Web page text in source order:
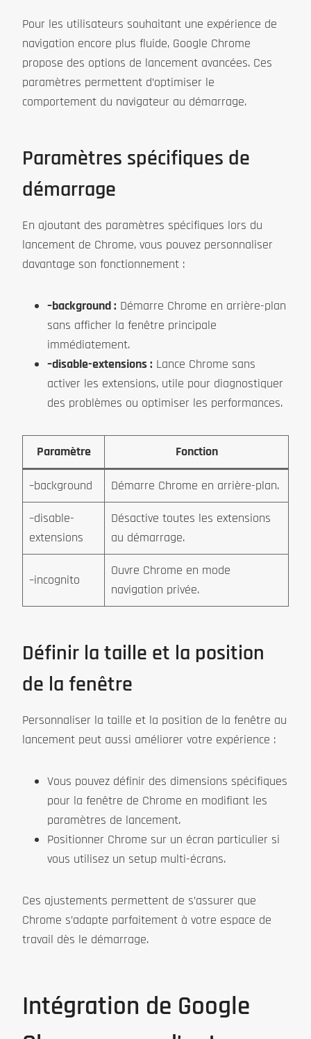
Pour les utilisateurs souhaitant une expérience de
navigation encore plus fluide, Google Chrome
propose des options de lancement avancées. Ces
paramètres permettent d’optimiser le
comportement du navigateur au démarrage.
Paramètres spécifiques de
démarrage
En ajoutant des paramètres spécifiques lors du
lancement de Chrome, vous pouvez personnaliser
davantage son fonctionnement :
–background : Démarre Chrome en arrière-plan
sans afficher la fenêtre principale
immédiatement.
–disable-extensions : Lance Chrome sans
activer les extensions, utile pour diagnostiquer
des problèmes ou optimiser les performances.
Paramètre Fonction
–background Démarre Chrome en arrière-plan.
–disable-
extensions
Désactive toutes les extensions
au démarrage.
–incognito
Ouvre Chrome en mode
navigation privée.
Définir la taille et la position
de la fenêtre
Personnaliser la taille et la position de la fenêtre au
lancement peut aussi améliorer votre expérience :
Vous pouvez définir des dimensions spécifiques
pour la fenêtre de Chrome en modifiant les
paramètres de lancement.
Positionner Chrome sur un écran particulier si
vous utilisez un setup multi-écrans.
Ces ajustements permettent de s’assurer que
Chrome s’adapte parfaitement à votre espace de
travail dès le démarrage.
Intégration de Google